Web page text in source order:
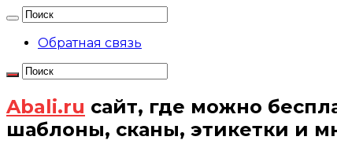
Обратная связь
Abali.ru сайт, где можно
шаблоны, сканы, этикетки и